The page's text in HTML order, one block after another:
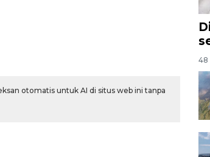
otomatis untuk AI di situs web ini tanpa
48